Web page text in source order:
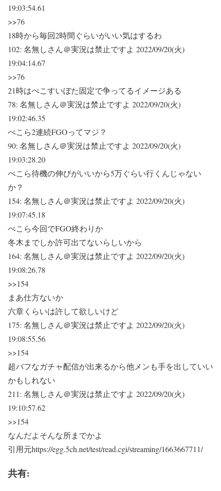
19:03:54.61
>>76
18時から毎回2時間ぐらいがいい気はするわ
102: 名無しさん＠実況は禁止ですよ 2022/09/20(火)
19:04:14.67
>>76
21時はぺこすいぼた固定で争ってるイメージある
78: 名無しさん＠実況は禁止ですよ 2022/09/20(火)
19:02:46.35
ぺこら2連続FGOってマジ？
90: 名無しさん＠実況は禁止ですよ 2022/09/20(火)
19:03:28.20
ぺこら待機の伸びがいいから5万ぐらい行くんじゃない
か？
154: 名無しさん＠実況は禁止ですよ 2022/09/20(火)
19:07:45.18
ぺこら今回でFGO終わりか
冬木までしか許可出てないらしいから
164: 名無しさん＠実況は禁止ですよ 2022/09/20(火)
19:08:26.78
>>154
まあ仕方ないか
六章くらいは許して欲しいけど
175: 名無しさん＠実況は禁止ですよ 2022/09/20(火)
19:08:55.56
>>154
超バフなガチャ配信が出来るから他メンも手を出していい
かもしれない
211: 名無しさん＠実況は禁止ですよ 2022/09/20(火)
19:10:57.62
>>154
なんだよそんな所までかよ
引用元https://egg.5ch.net/test/read.cgi/streaming/1663667711/
共有: